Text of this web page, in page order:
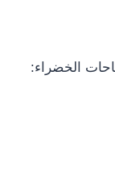
الخضراء: